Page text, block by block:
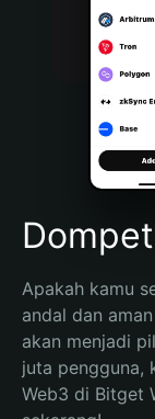
Bahasa Indonesia
Português (Brasil)
Español
Apakah kamu
andal dan
akan menjadi
juta pengguna,
Web3 di Bitget